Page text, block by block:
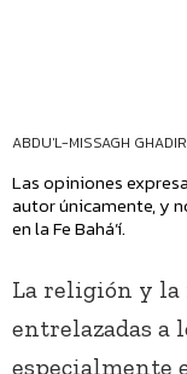
ABDU'L-MISSAGH
Las opiniones
autor únicamente, y
en la Fe Bahá’í.
La religión y la
entrelazadas a
especialmente